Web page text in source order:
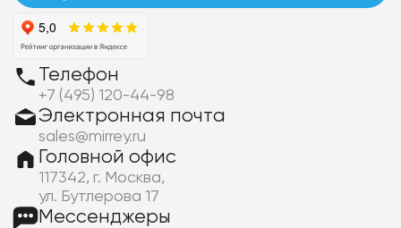
Телефон
+7 (495) 120-44-98
Электронная почта
sales@mirrey.ru
Головной офис
117342, г. Москва,
ул. Бутлерова 17
Мессенджеры